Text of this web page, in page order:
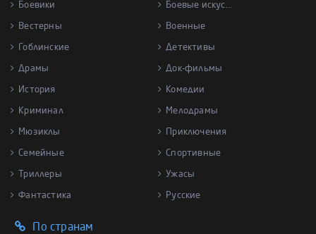
Боевики Боевые искус...
Вестерны Военные
Гоблинские Детективы
Драмы Док-фильмы
История Комедии
Криминал Мелодрамы
Мюзиклы Приключения
Семейные Спортивные
Триллеры Ужасы
Фантастика Русские
По странам